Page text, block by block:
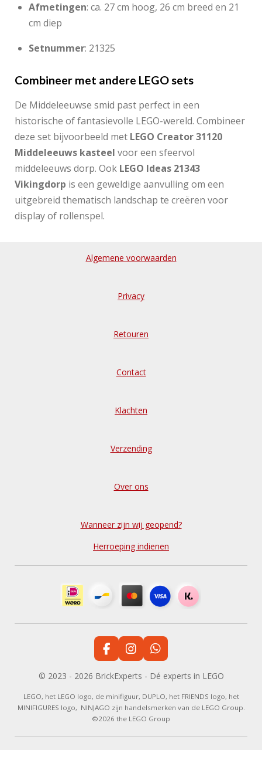
Afmetingen: ca. 27 cm hoog, 26 cm breed en 21
cm diep
Setnummer: 21325
Combineer met andere LEGO sets
De Middeleeuwse smid past perfect in een
historische of fantasievolle LEGO-wereld. Combineer
deze set bijvoorbeeld met LEGO Creator 31120
Middeleeuws kasteel voor een sfeervol
middeleeuws dorp. Ook LEGO Ideas 21343
Vikingdorp is een geweldige aanvulling om een
uitgebreid thematisch landschap te creëren voor
display of rollenspel.
Algemene voorwaarden
Privacy
Retouren
Contact
Klachten
Verzending
Over ons
Wanneer zijn wij geopend?
Herroeping indienen
F
a
c
b
o
o
I
n
s
a
g
r
W
h
a
s
A
p
© 2023 - 2026 BrickExperts - Dé experts in LEGO
LEGO, het LEGO logo, de minifiguur, DUPLO, het FRIENDS logo, het
MINIFIGURES logo, NINJAGO zijn handelsmerken van de LEGO Group.
©2026 the LEGO Group